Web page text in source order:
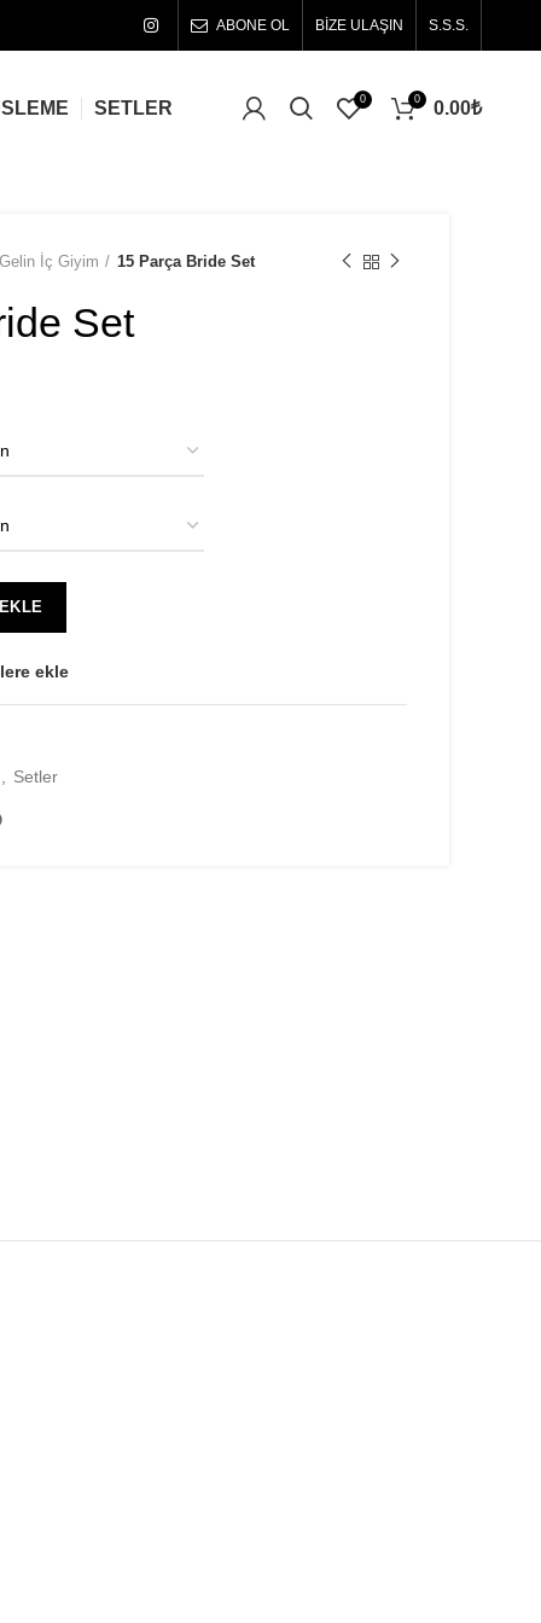
ABONE OL BİZE ULAŞIN S.S.S.
SETLER 0 0 0.00₺
Gelin İç Giyim 15 Parça Bride Set
Set
ekle
Setler